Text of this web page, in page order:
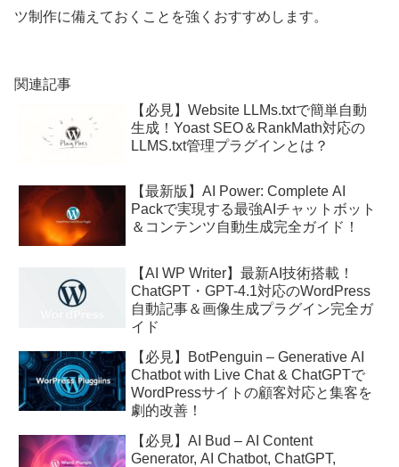
ツ制作に備えておくことを強くおすすめします。
関連記事
【必見】Website LLMs.txtで簡単自動
生成！Yoast SEO＆RankMath対応の
LLMS.txt管理プラグインとは？
【最新版】AI Power: Complete AI
Packで実現する最強AIチャットボット
＆コンテンツ自動生成完全ガイド！
【AI WP Writer】最新AI技術搭載！
ChatGPT・GPT-4.1対応のWordPress
自動記事＆画像生成プラグイン完全ガ
イド
【必見】BotPenguin – Generative AI
Chatbot with Live Chat & ChatGPTで
WordPressサイトの顧客対応と集客を
劇的改善！
【必見】AI Bud – AI Content
Generator, AI Chatbot, ChatGPT,